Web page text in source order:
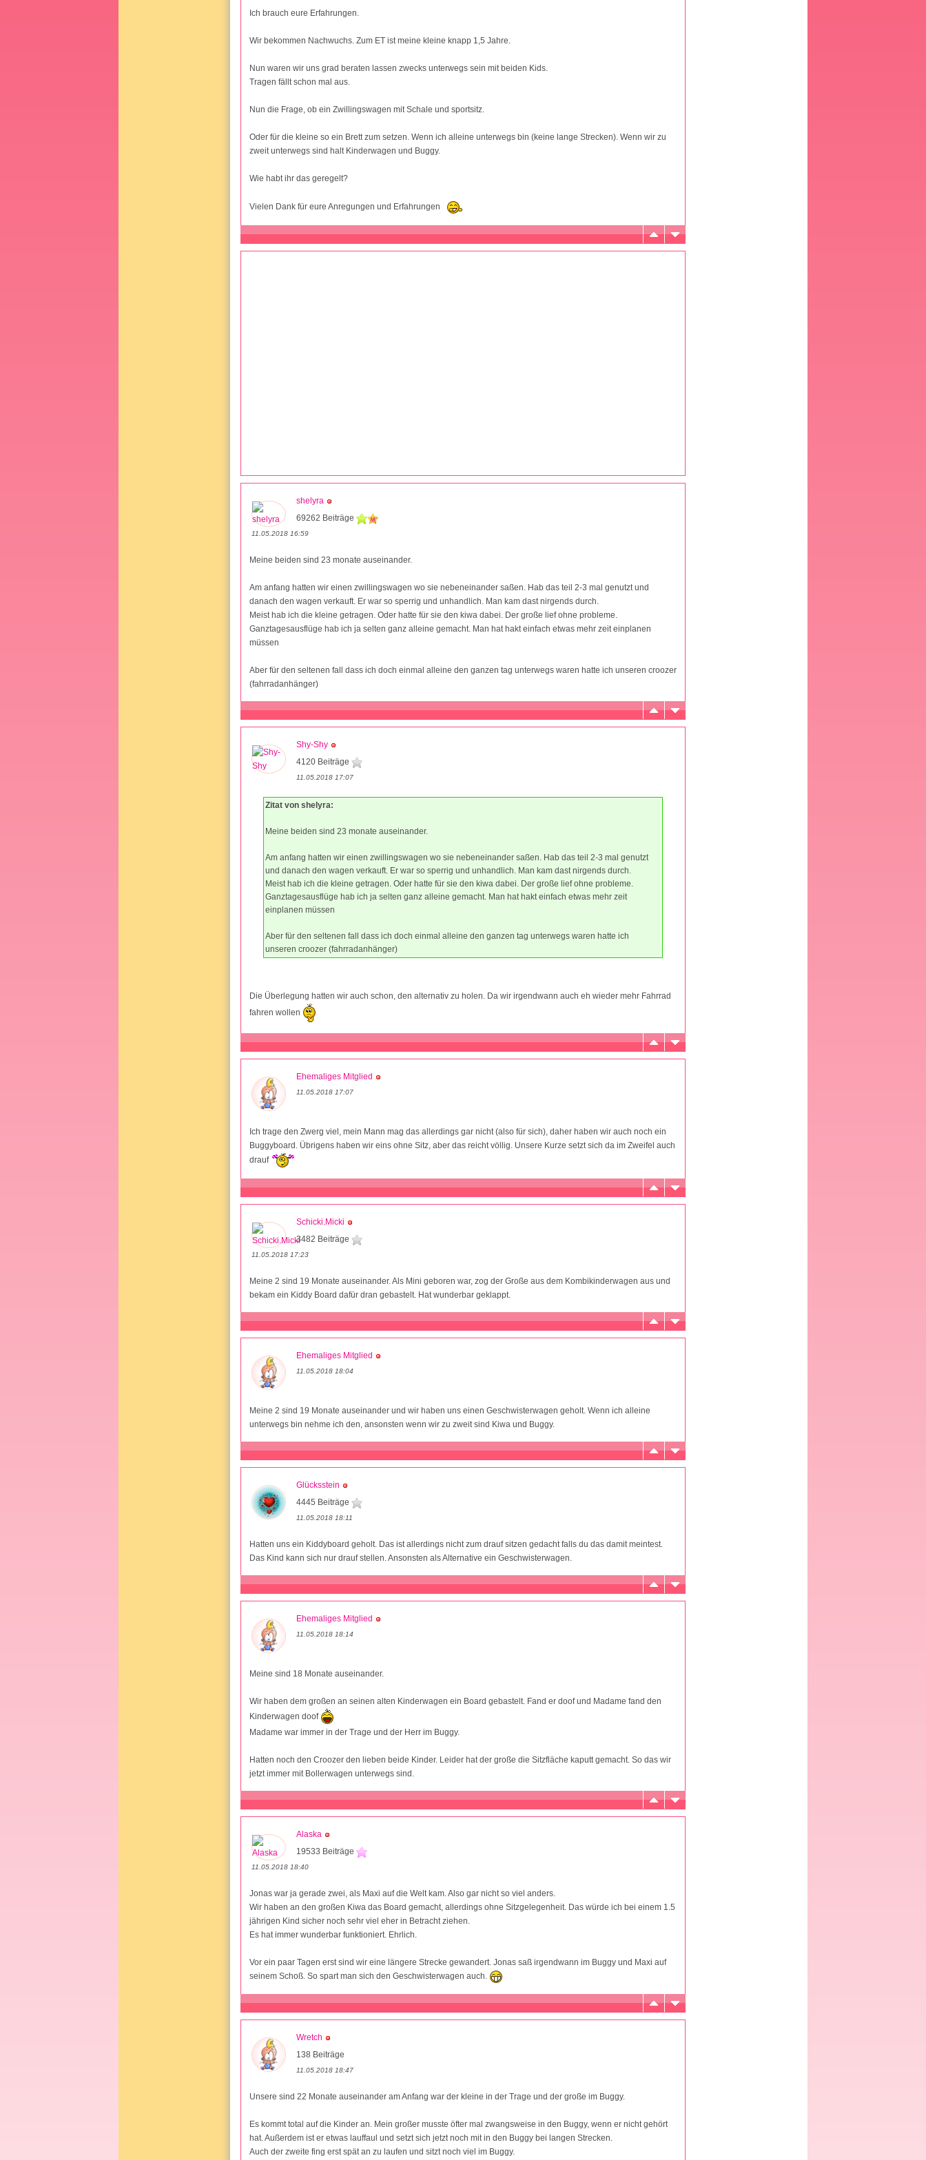
Ich brauch eure Erfahrungen.
Wir bekommen Nachwuchs. Zum ET ist meine kleine knapp 1,5 Jahre.
Nun waren wir uns grad beraten lassen zwecks unterwegs sein mit beiden Kids.
Tragen fällt schon mal aus.
Nun die Frage, ob ein Zwillingswagen mit Schale und sportsitz.
Oder für die kleine so ein Brett zum setzen. Wenn ich alleine unterwegs bin (keine lange Strecken). Wenn wir zu
zweit unterwegs sind halt Kinderwagen und Buggy.
Wie habt ihr das geregelt?
Vielen Dank für eure Anregungen und Erfahrungen
shelyra
69262 Beiträge
11.05.2018 16:59
Meine beiden sind 23 monate auseinander.
Am anfang hatten wir einen zwillingswagen wo sie nebeneinander saßen. Hab das teil 2-3 mal genutzt und
danach den wagen verkauft. Er war so sperrig und unhandlich. Man kam dast nirgends durch.
Meist hab ich die kleine getragen. Oder hatte für sie den kiwa dabei. Der große lief ohne probleme.
Ganztagesausflüge hab ich ja selten ganz alleine gemacht. Man hat hakt einfach etwas mehr zeit einplanen
müssen
Aber für den seltenen fall dass ich doch einmal alleine den ganzen tag unterwegs waren hatte ich unseren croozer
(fahrradanhänger)
Shy-Shy
4120 Beiträge
11.05.2018 17:07
Zitat von shelyra:
Meine beiden sind 23 monate auseinander.
Am anfang hatten wir einen zwillingswagen wo sie nebeneinander saßen. Hab das teil 2-3 mal genutzt
und danach den wagen verkauft. Er war so sperrig und unhandlich. Man kam dast nirgends durch.
Meist hab ich die kleine getragen. Oder hatte für sie den kiwa dabei. Der große lief ohne probleme.
Ganztagesausflüge hab ich ja selten ganz alleine gemacht. Man hat hakt einfach etwas mehr zeit
einplanen müssen
Aber für den seltenen fall dass ich doch einmal alleine den ganzen tag unterwegs waren hatte ich
unseren croozer (fahrradanhänger)
Die Überlegung hatten wir auch schon, den alternativ zu holen. Da wir irgendwann auch eh wieder mehr Fahrrad
fahren wollen
Ehemaliges Mitglied
11.05.2018 17:07
Ich trage den Zwerg viel, mein Mann mag das allerdings gar nicht (also für sich), daher haben wir auch noch ein
Buggyboard. Übrigens haben wir eins ohne Sitz, aber das reicht völlig. Unsere Kurze setzt sich da im Zweifel auch
drauf
Schicki.Micki
3482 Beiträge
11.05.2018 17:23
Meine 2 sind 19 Monate auseinander. Als Mini geboren war, zog der Große aus dem Kombikinderwagen aus und
bekam ein Kiddy Board dafür dran gebastelt. Hat wunderbar geklappt.
Ehemaliges Mitglied
11.05.2018 18:04
Meine 2 sind 19 Monate auseinander und wir haben uns einen Geschwisterwagen geholt. Wenn ich alleine
unterwegs bin nehme ich den, ansonsten wenn wir zu zweit sind Kiwa und Buggy.
Glücksstein
4445 Beiträge
11.05.2018 18:11
Hatten uns ein Kiddyboard geholt. Das ist allerdings nicht zum drauf sitzen gedacht falls du das damit meintest.
Das Kind kann sich nur drauf stellen. Ansonsten als Alternative ein Geschwisterwagen.
Ehemaliges Mitglied
11.05.2018 18:14
Meine sind 18 Monate auseinander.
Wir haben dem großen an seinen alten Kinderwagen ein Board gebastelt. Fand er doof und Madame fand den
Kinderwagen doof
Madame war immer in der Trage und der Herr im Buggy.
Hatten noch den Croozer den lieben beide Kinder. Leider hat der große die Sitzfläche kaputt gemacht. So das wir
jetzt immer mit Bollerwagen unterwegs sind.
Alaska
19533 Beiträge
11.05.2018 18:40
Jonas war ja gerade zwei, als Maxi auf die Welt kam. Also gar nicht so viel anders.
Wir haben an den großen Kiwa das Board gemacht, allerdings ohne Sitzgelegenheit. Das würde ich bei einem 1.5
jährigen Kind sicher noch sehr viel eher in Betracht ziehen.
Es hat immer wunderbar funktioniert. Ehrlich.
Vor ein paar Tagen erst sind wir eine längere Strecke gewandert. Jonas saß irgendwann im Buggy und Maxi auf
seinem Schoß. So spart man sich den Geschwisterwagen auch.
Wretch
138 Beiträge
11.05.2018 18:47
Unsere sind 22 Monate auseinander am Anfang war der kleine in der Trage und der große im Buggy.
Es kommt total auf die Kinder an. Mein großer musste öfter mal zwangsweise in den Buggy, wenn er nicht gehört
hat. Außerdem ist er etwas lauffaul und setzt sich jetzt noch mit in den Buggy bei langen Strecken.
Auch der zweite fing erst spät an zu laufen und sitzt noch viel im Buggy.